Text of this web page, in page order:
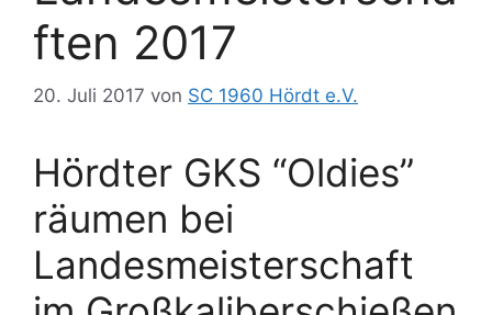
ften 2017
20. Juli 2017 von SC 1960 Hördt e.V.
Hördter GKS “Oldies”
räumen bei
Landesmeisterschaft